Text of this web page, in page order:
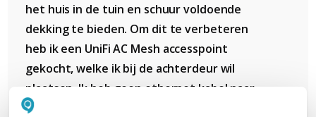
het huis in de tuin en schuur voldoende
dekking te bieden. Om dit te verbeteren
heb ik een UniFi AC Mesh accesspoint
gekocht, welke ik bij de achterdeur wil
plaatsen. Ik heb geen ethernet kabel naar
waar het mesh accesspoint moet komen,